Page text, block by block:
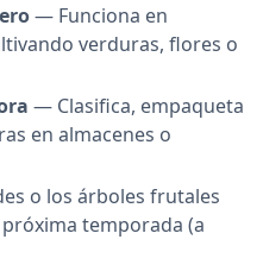
— Funciona en
verduras, flores o
— Clasifica, empaqueta
en almacenes o
o los árboles frutales
temporada (a